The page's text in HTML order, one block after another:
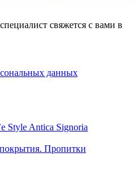
свяжется с вами в
данных
Style Antica Signoria
Пропитки